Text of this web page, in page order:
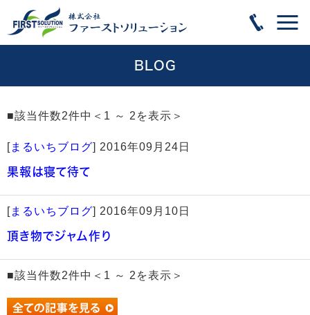
BLOG
■該当件数2件中＜1 ～ 2を表示＞
[まるいちブログ] 2016年09月24日
果報は寝て待て
[まるいちブログ] 2016年09月10日
頂き物でジャム作り
■該当件数2件中＜1 ～ 2を表示＞